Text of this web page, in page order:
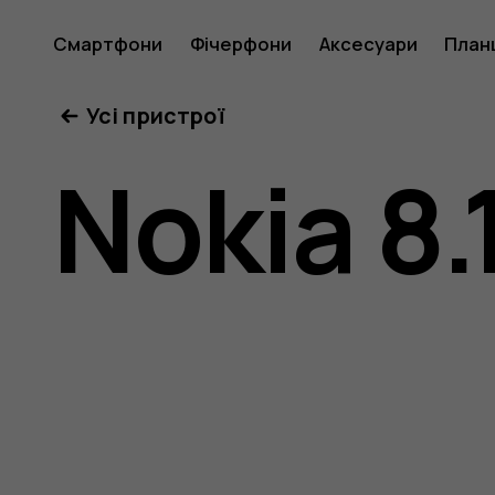
Nokia
Смартфони Фічерфони Аксесуари
Усі пристрої
Nokia